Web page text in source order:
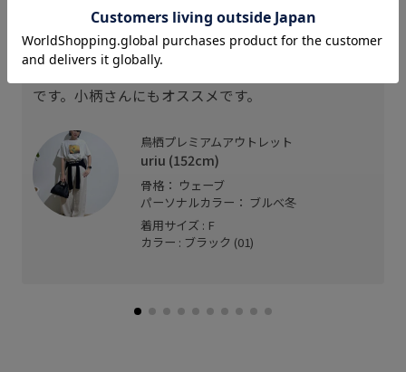
ワンポイントに。
デニムやパンツスタイルに丁度いい存在感。シンプ
ルスタイルにはもってこいのアイテムです。
ベルト穴もちょうどよく穴を開ける必要もなかった
です。小柄さんにもオススメです。
鳥栖プレミアムアウトレット
uriu (152cm)
骨格： ウェーブ
パーソナルカラー： ブルべ冬
着用サイズ : F
カラー : ブラック (01)